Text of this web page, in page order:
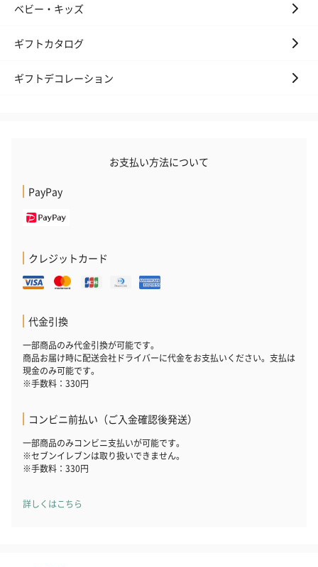
ベビー・キッズ
ギフトカタログ
ギフトデコレーション
お支払い方法について
PayPay
クレジットカード
代金引換
一部商品のみ代金引換が可能です。
商品お届け時に配送会社ドライバーに代金をお支払いください。支払は
現金のみ可能です。
※手数料：330円
コンビニ前払い（ご入金確認後発送）
一部商品のみコンビニ支払いが可能です。
※セブンイレブンは取り扱いできません。
※手数料：330円
詳しくはこちら